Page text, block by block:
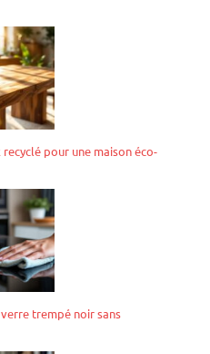
pour une maison éco-
trempé noir sans